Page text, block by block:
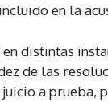
en la
en distintas
de las
juicio a prueba,